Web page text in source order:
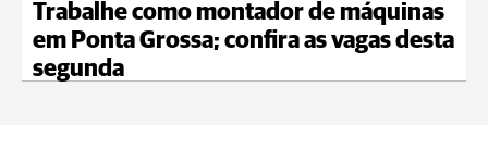
Trabalhe como montador de máquinas
em Ponta Grossa; confira as vagas desta
segunda